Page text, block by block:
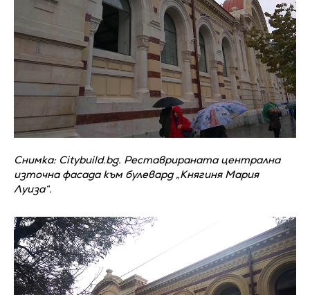
Снимка: Citybuild.bg. Реставрираната централна
източна фасада към булевард „Княгиня Мария
Луиза“.